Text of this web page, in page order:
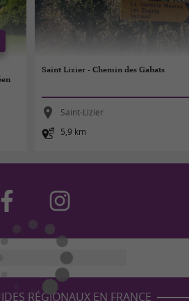
Saint Lizier - Chemin des Gabats
Saint-Lizier
5,9 km
RÉGIONAUX EN FRANCE